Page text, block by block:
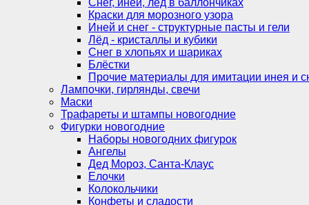
Краски для морозного узора
Иней и снег - структурные пасты и гели
Лёд - кристаллы и кубики
Снег в хлопьях и шариках
Блёстки
Прочие материалы для имитации инея и
Лампочки, гирлянды, свечи
Маски
Трафареты и штампы новогодние
Фигурки новогодние
Наборы новогодних фигурок
Ангелы
Дед Мороз, Санта-Клаус
Елочки
Колокольчики
Конфеты и сладости